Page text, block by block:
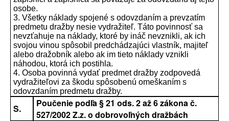
osobe.
3. Všetky náklady spojené s odovzdaním a prevzatím
predmetu dražby nesie vydražiteľ. Táto povinnosť sa
nevzťahuje na náklady, ktoré by ináč nevznikli, ak ich
svojou vinou spôsobil predchádzajúci vlastník, majiteľ
alebo dražobník alebo ak im tieto náklady vznikli
náhodou, ktorá ich postihla.
4. Osoba povinná vydať predmet dražby zodpovedá
vydražiteľovi za škodu spôsobenú omeškaním s
odovzdaním predmetu dražby.
S.
Poučenie podľa § 21 ods. 2 až 6 zákona č.
527/2002 Z.z. o dobrovoľných dražbách